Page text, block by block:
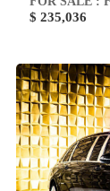
$ 235,036